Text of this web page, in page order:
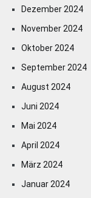
Dezember 2024
November 2024
Oktober 2024
September 2024
August 2024
Juni 2024
Mai 2024
April 2024
März 2024
Januar 2024